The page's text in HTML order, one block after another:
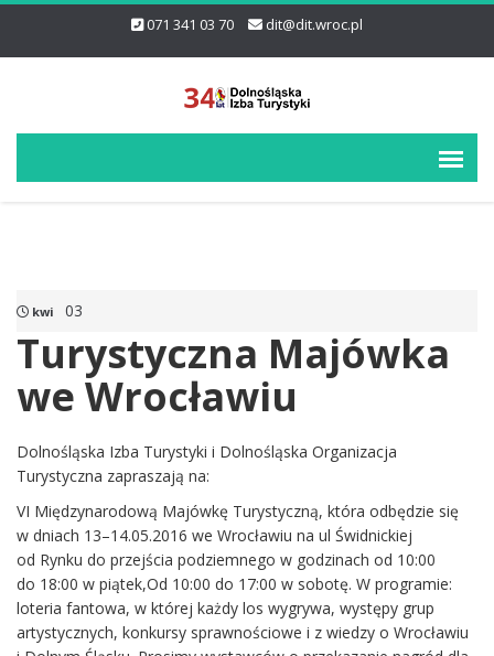
071 341 03 70 dit@dit.wroc.pl
kwi 03
Turystyczna Majówka
we Wrocławiu
Dolnośląska Izba Turystyki i Dolnośląska Organizacja
Turystyczna zapraszają na:
VI Międzynarodową Majówkę Turystyczną, która odbędzie się
w dniach 13–14.05.2016 we Wrocławiu na ul Świdnickiej
od Rynku do przejścia podziemnego w godzinach od 10:00
do 18:00 w piątek,Od 10:00 do 17:00 w sobotę. W programie:
loteria fantowa, w której każdy los wygrywa, występy grup
artystycznych, konkursy sprawnościowe i z wiedzy o Wrocławiu